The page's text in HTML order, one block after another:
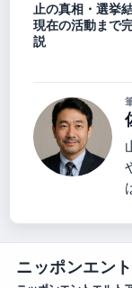
止の真相・選挙
現在の活動まで
説
ニッポンエン